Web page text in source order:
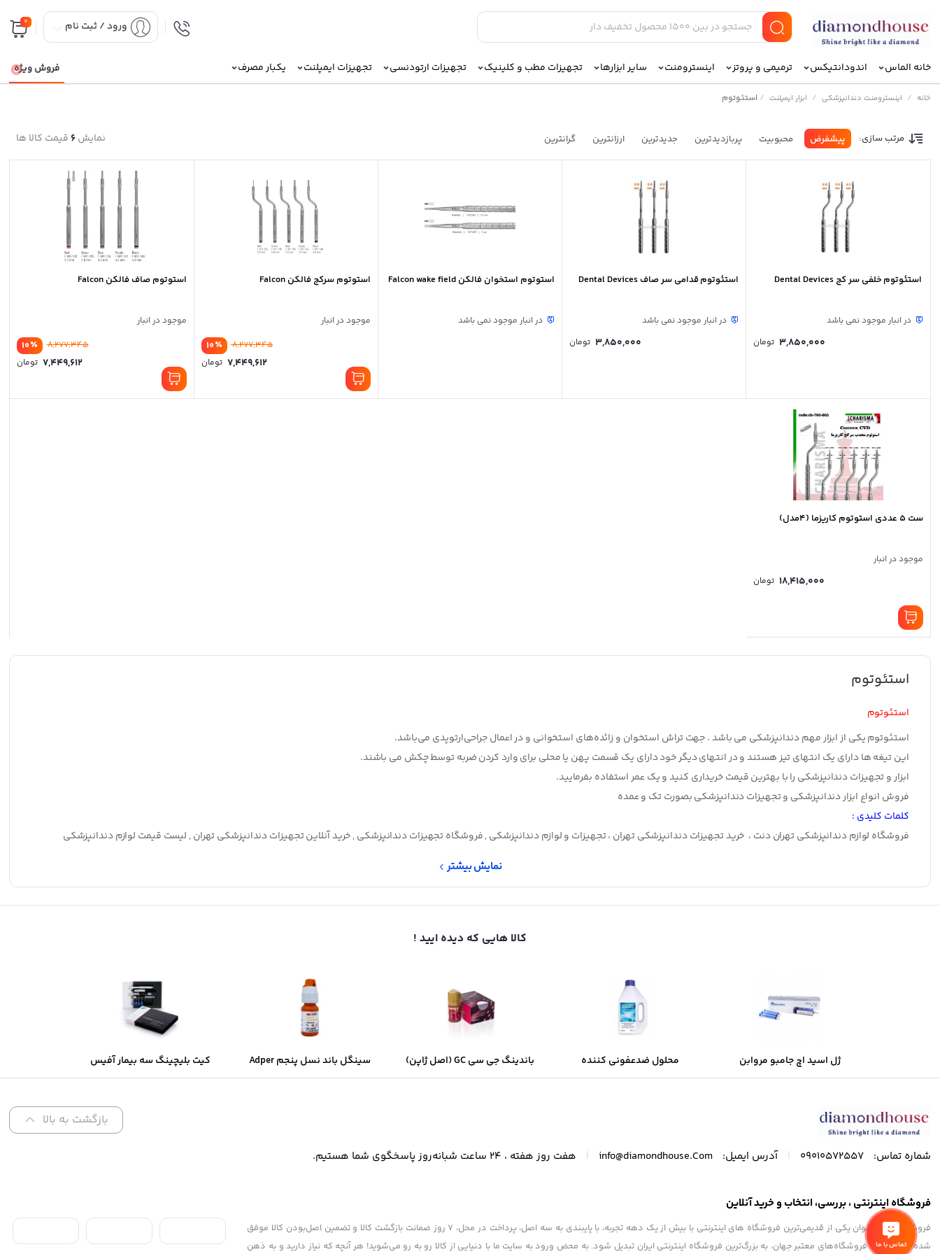
ورود / ثبت نام 0
خانه الماس اندودانتیکس ترمیمی و پروتز اینسترومنت سایر ابزارها تجهیزات مطب و کلینیک تجهیزات ارتودنسی تجهیزات ایمپلنت یکبار مصرف فروش ویژه
خانه / اینسترومنت دندانپزشکی / ابزار ایمپلنت /استئوتوم
مرتب سازی: پیشفرض محبوبیت پربازدیدترین جدیدترین ارزانترین گرانترین نمایش6 قیمت کالا ها
استئوتوم خلفی سر کج Dental Devices
در انبار موجود نمی باشد
3,850,000 تومان
استئوتوم قدامی سر صاف Dental Devices
در انبار موجود نمی باشد
3,850,000 تومان
استوتوم استخوان فالکن Falcon wake field
در انبار موجود نمی باشد
استوتوم سرکج فالکن Falcon
موجود در انبار
٪10 8,277,345
7,449,612 تومان
استوتوم صاف فالکن Falcon
موجود در انبار
٪10 8,277,345
7,449,612 تومان
ست 5 عددی استوتوم کاریزما (4مدل)
موجود در انبار
18,415,000 تومان
استئوتوم
استئوتوم
استئوتومیکی از ابزار مهم دندانپزشکی می باشد . جهت تراش استخوان و زائده‌های استخوانی و در اعمال جراحی‌ارتوپدی می‌باشد.
این تیغه ها دارای یک انتهای تیز هستند و در انتهای دیگر خود دارای یک قسمت پهن یا محلی برای وارد کردن ضربه توسط چکش می باشند.
ابزار و تجهیزات دندانپزشکی را با بهترین قیمت خریداری کنید و یک عمر استفاده بفرمایید.
فروش انواع ابزار دندانپزشکی و تجهیزات دندانپزشکی بصورت تک و عمده
کلمات کلیدی :
فروشگاه لوازم دندانپزشکی تهران دنت ، خرید تجهیزات دندانپزشکی تهران ، تجهیزات و لوازم دندانپزشکی , فروشگاه تجهیزات دندانپزشکی , خرید آنلاین تجهیزات دندانپزشکی تهران , لیست قیمت لوازم دندانپزشکی
نمایش بیشتر
کالا هایی که دیده ایید !
ژل اسید اچ جامبو مروابن
Morvabon
محلول ضدعفونی کننده
سارفوسپت ابزار یک لیتری
باندینگ جی سی GC (اصل ژاپن)
سینگل باند نسل پنجم Adper
Single Bond 3M (آمریکایی یا
کیت بلیچینگ سه بیمار آفیس
40% وایت اسمایل
بازگشت به بالا
شماره تماس: 09010572557 آدرس ایمیل: info@diamondhouse.Com هفت روز هفته ، 24 ساعت شبانه‌روز پاسخگوی شما هستیم.
فروشگاه اینترنتی ، بررسی، انتخاب و خرید آنلاین
فروشگاه ما به عنوان یکی از قدیمی‌ترین فروشگاه های اینترنتی با بیش از یک دهه تجربه، با پایبندی به سه اصل، پرداخت در محل، ۷ روز ضمانت بازگشت کالا و تضمین اصل‌بودن کالا موفق
شده تا همگام با فروشگاه‌های معتبر جهان، به بزرگ‌ترین فروشگاه اینترنتی ایران تبدیل شود. به محض ورود به سایت ما با دنیایی از کالا رو به رو می‌شوید! هر آنچه که نیاز دارید و به ذهن
تماس با ما